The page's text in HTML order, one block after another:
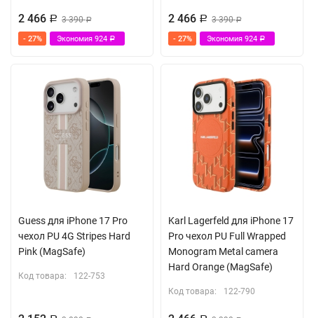
2 466 Р 3 390Р
- 27% Экономия 924 Р
2 466 Р 3 390Р
- 27% Экономия 924 Р
Guess для iPhone 17 Pro
чехол PU 4G Stripes Hard
Pink (MagSafe)
Код товара: 122-753
Karl Lagerfeld для iPhone 17
Pro чехол PU Full Wrapped
Monogram Metal camera
Hard Orange (MagSafe)
Код товара: 122-790